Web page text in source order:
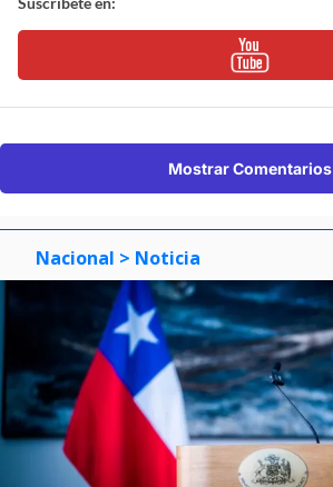
Mostrar Comentarios
Nacional > Noticia